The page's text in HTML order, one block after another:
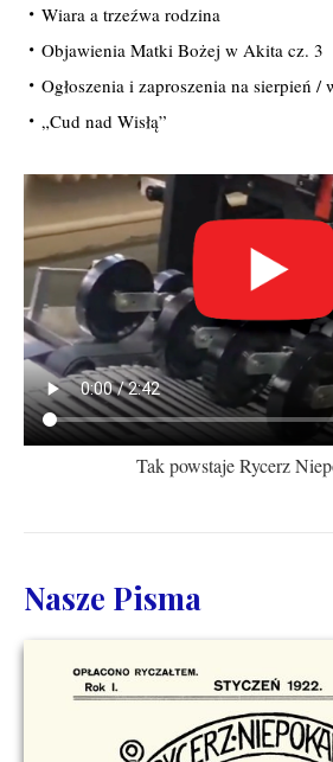
Wiara a trzeźwa rodzina
Objawienia Matki Bożej w Akita cz. 3
Ogłoszenia i zaproszenia na sierpień /
„Cud nad Wisłą”
Tak powstaje Rycerz
Nasze Pisma